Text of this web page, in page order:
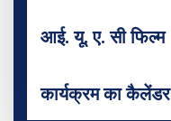
आई. यू. ए. सी फिल्म
कार्यक्रम का कैलेंडर